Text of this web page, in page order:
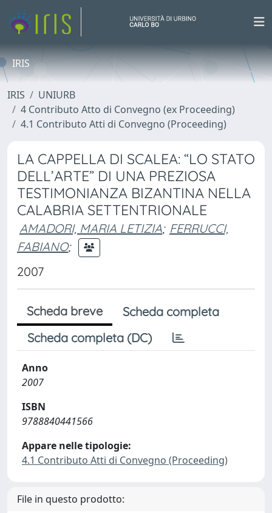
IRIS
IRIS
UNIURB
4 Contributo Atto di Convegno (ex Proceeding)
4.1 Contributo Atti di Convegno (Proceeding)
LA CAPPELLA DI SCALEA: “LO STATO
DELL’ARTE” DI UNA PREZIOSA
TESTIMONIANZA BIZANTINA NELLA
CALABRIA SETTENTRIONALE
AMADORI, MARIA LETIZIA; FERRUCCI,
FABIANO;
2007
Scheda breve
Scheda completa
Scheda completa (DC)
Anno
2007
ISBN
9788840441566
Appare nelle tipologie:
4.1 Contributo Atti di Convegno (Proceeding)
File in questo prodotto: